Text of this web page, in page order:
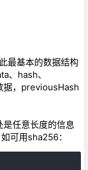
最基本的数据结构
、hash、
据，previousHash
任意长度的信息
可用sha256：